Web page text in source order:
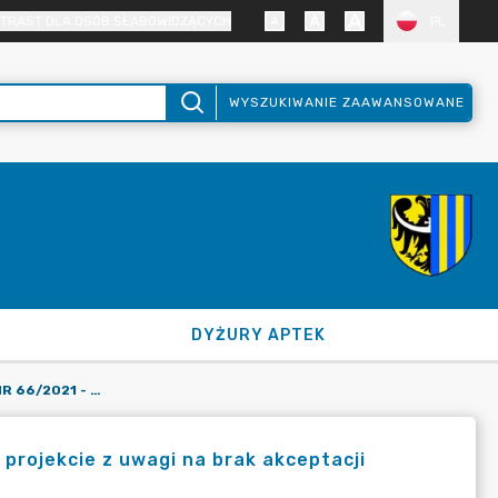
WYSZUKIWANIE ZAAWANSOWANE
DYŻURY APTEK
ZARZĄDZENIE STAROSTY NR 66/2021 - ZOSTAŁO WYCOFANE W PROJEKCIE Z UWAGI NA BRAK AKCEPTACJI KANCELARII PRAWNEJ
z uwagi na brak akceptacji